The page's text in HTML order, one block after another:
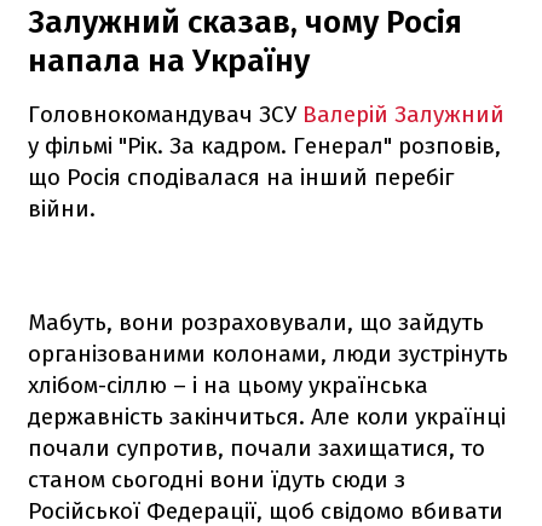
Залужний сказав, чому Росія
напала на Україну
Головнокомандувач ЗСУ Валерій Залужний
у фільмі "Рік. За кадром. Генерал" розповів,
що Росія сподівалася на інший перебіг
війни.
Мабуть, вони розраховували, що зайдуть
організованими колонами, люди зустрінуть
хлібом-сіллю – і на цьому українська
державність закінчиться. Але коли українці
почали супротив, почали захищатися, то
станом сьогодні вони їдуть сюди з
Російської Федерації, щоб свідомо вбивати